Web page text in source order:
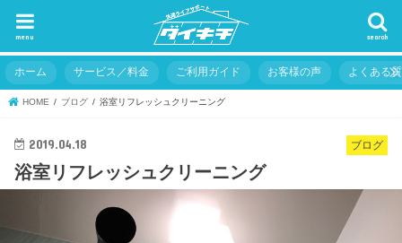
search
menu
ホーム サービス／料金 ご利用ガイド お客様の声 よくある
HOME ブログ 浴室リフレッシュクリーニング
ブログ
2019.04.18
浴室リフレッシュクリーニング